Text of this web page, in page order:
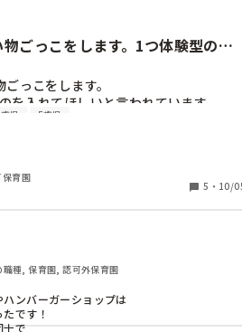
でリング型に
色をつけて
たのでチョコソースに
ほんとはビーズで
可愛いですが誤って
と怖いのでシールが
ごっこをします。1つ体験型のも
っこをします。
を入れてほしいと言われています。
ある方いますか？
児 5歳児
育園
5 ・ 10/
職種, 保育園, 認可外保育園
ハンバーガーショップは
です！
士で